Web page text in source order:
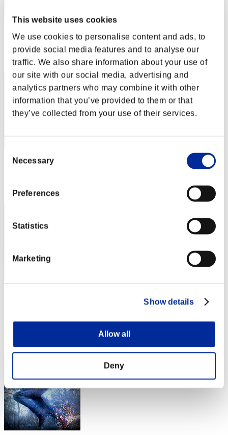
This website uses cookies
We use cookies to personalise content and ads, to
provide social media features and to analyse our
traffic. We also share information about your use of
our site with our social media, advertising and
analytics partners who may combine it with other
information that you’ve provided to them or that
they’ve collected from your use of their services.
Selection
Necessary
Preferences
Statistics
Marketing
Show details
Allow all
Deny
スコア: -
RANK
52
スコア: -
53